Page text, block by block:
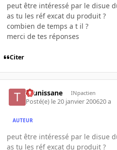
peut être intéressé par le disue
as tu les réf excat du produit ?
combien de temps a t il ?
merci de tes réponses
Citer
tounissane INpactien
Posté(e) le 20 janvier 200620 a
AUTEUR
peut être intéressé par le disue
as tu les réf excat du produit ?